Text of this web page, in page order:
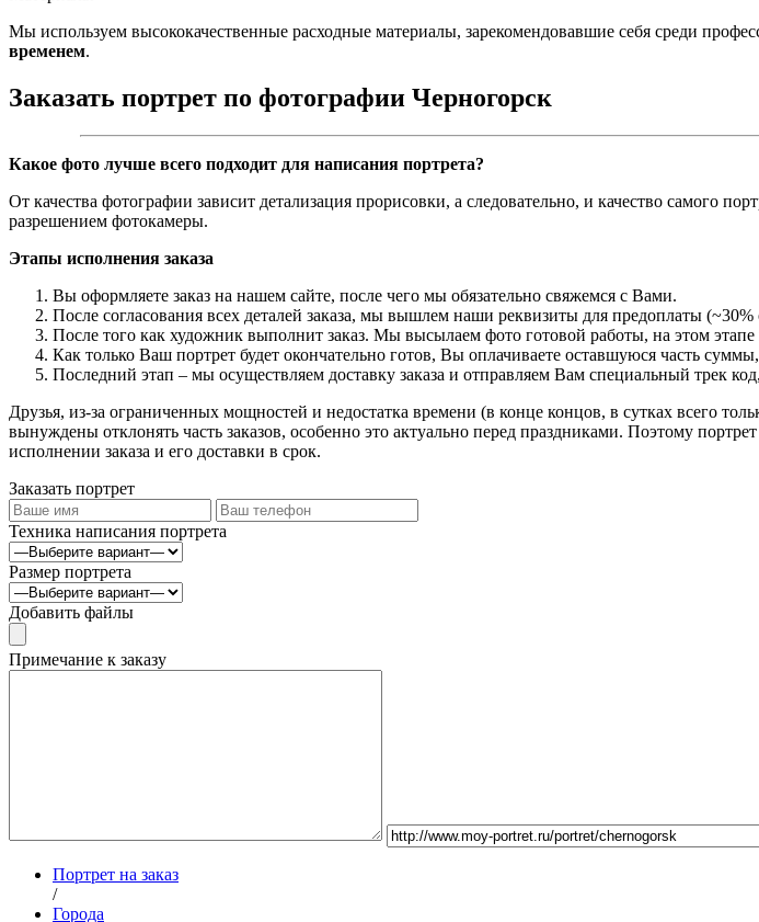
Мы используем высококачественные расходные материалы, зарекомендовавшие себя среди
временем.
Заказать портрет по фотографии Черногорск
Какое фото лучше всего подходит для написания портрета?
От качества фотографии зависит детализация прорисовки, а следовательно, и качество самого
разрешением фотокамеры.
Этапы исполнения заказа
Вы оформляете заказ на нашем сайте, после чего мы обязательно свяжемся с Вами.
После согласования всех деталей заказа, мы вышлем наши реквизиты для предоплаты
После того как художник выполнит заказ. Мы высылаем фото готовой работы, на этом
Как только Ваш портрет будет окончательно готов, Вы оплачиваете оставшуюся часть
Последний этап – мы осуществляем доставку заказа и отправляем Вам специальный трек
Друзья, из-за ограниченных мощностей и недостатка времени (в конце концов, в сутках всего
вынуждены отклонять часть заказов, особенно это актуально перед праздниками. Поэтому
исполнении заказа и его доставки в срок.
Заказать портрет
Техника написания портрета
Размер портрета
Добавить файлы
Примечание к заказу
Портрет на заказ
/
Города